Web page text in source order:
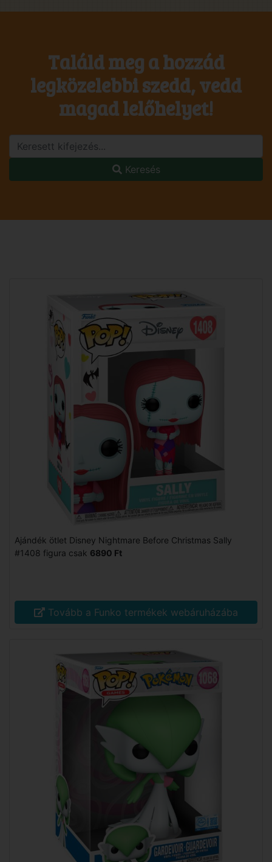
Találd meg a hozzád
legközelebbi szedd, vedd
magad lelőhelyet!
Keresés
Ajándék ötlet Disney Nightmare Before Christmas Sally
#1408 figura csak 6890 Ft
Tovább a Funko termékek webáruházába